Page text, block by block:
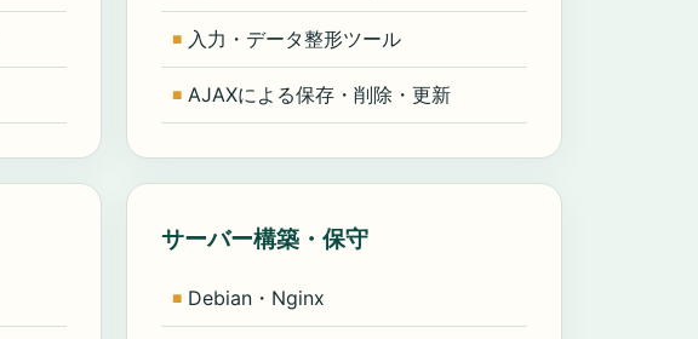
入力・データ整形ツール
AJAXによる保存・削除・更新
サーバー構築・保守
Debian・Nginx